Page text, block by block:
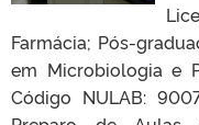
Farmácia; Pós-
em Microbiologia e
Código NULAB: